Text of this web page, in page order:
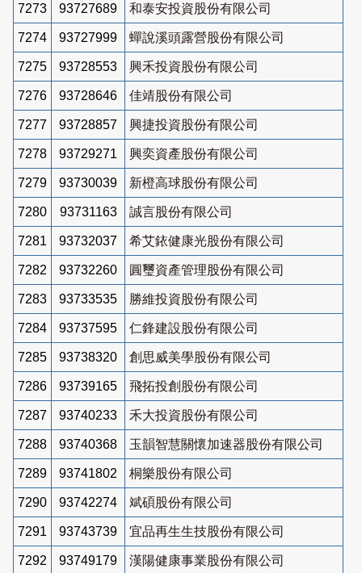
7273 93727689 和泰安投資股份有限公司
7274 93727999 蟬說溪頭露營股份有限公司
7275 93728553 興禾投資股份有限公司
7276 93728646 佳靖股份有限公司
7277 93728857 興捷投資股份有限公司
7278 93729271 興奕資產股份有限公司
7279 93730039 新橙高球股份有限公司
7280 93731163 誠言股份有限公司
7281 93732037 希艾銥健康光股份有限公司
7282 93732260 圓璽資產管理股份有限公司
7283 93733535 勝維投資股份有限公司
7284 93737595 仁鋒建設股份有限公司
7285 93738320 創思威美學股份有限公司
7286 93739165 飛拓投創股份有限公司
7287 93740233 禾大投資股份有限公司
7288 93740368 玉韻智慧關懷加速器股份有限公司
7289 93741802 桐樂股份有限公司
7290 93742274 斌碩股份有限公司
7291 93743739 宜品再生生技股份有限公司
7292 93749179 漢陽健康事業股份有限公司